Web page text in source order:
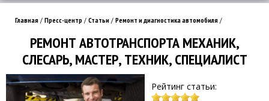
Главная / Пресс-центр / Статьи / Ремонт и диагностика автомобиля /
РЕМОНТ АВТОТРАНСПОРТА МЕХАНИК,
СЛЕСАРЬ, МАСТЕР, ТЕХНИК, СПЕЦИАЛИСТ
Рейтинг статьи: